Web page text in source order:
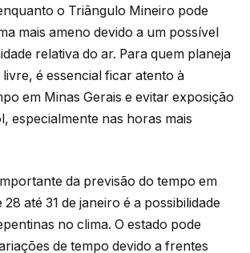
o Triângulo Mineiro pode
mais ameno devido a um possível
relativa do ar. Para quem planeja
livre, é essencial ficar atento à
em Minas Gerais e evitar exposição
especialmente nas horas mais
da previsão do tempo em
28 até 31 de janeiro é a possibilidade
no clima. O estado pode
de tempo devido a frentes